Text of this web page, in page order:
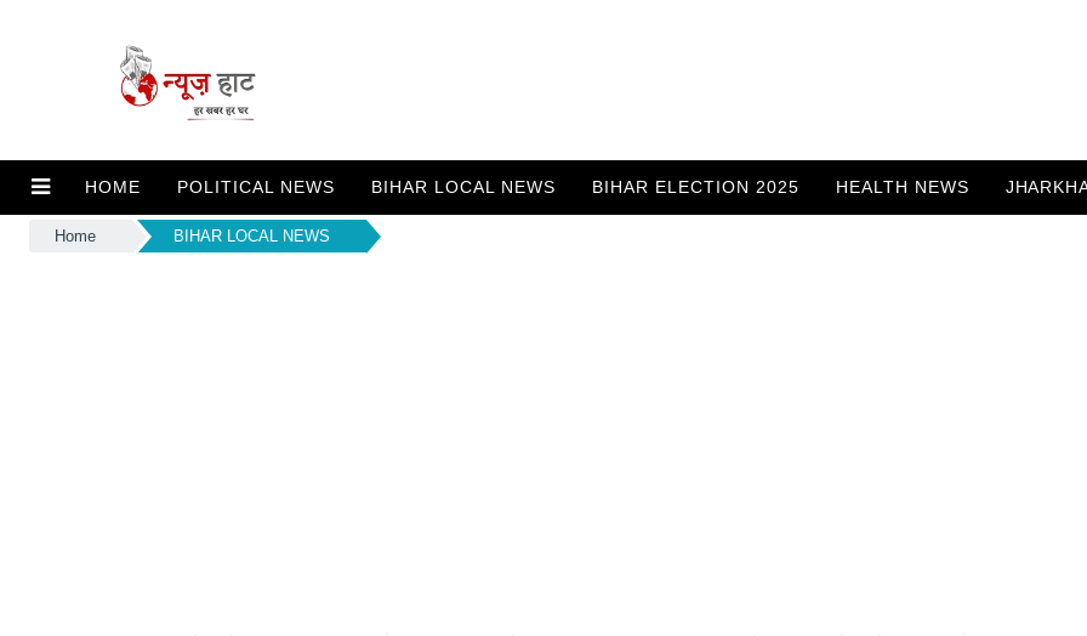
HOME POLITICAL NEWS BIHAR LOCAL NEWS BIHAR ELECTION 2025 HEALTH NEWS
Home BIHAR LOCAL NEWS